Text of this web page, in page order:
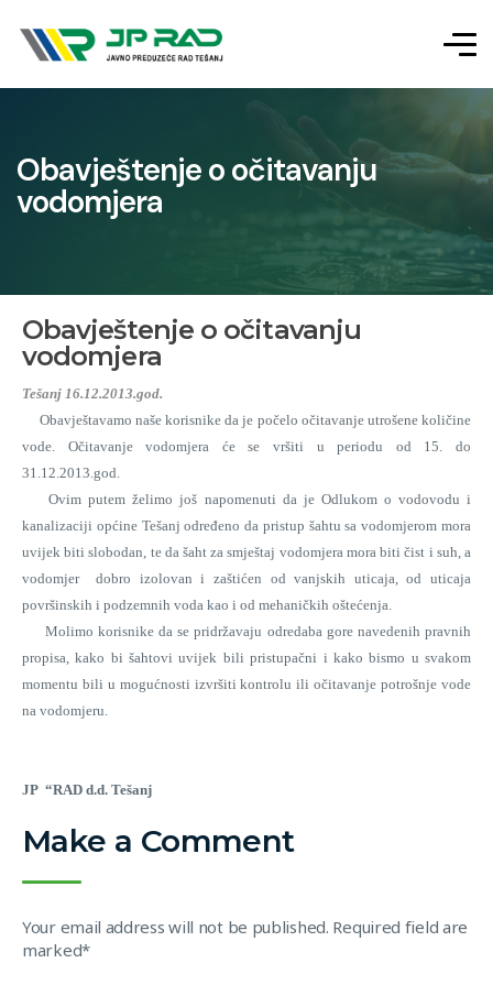
Obavještenje o očitavanju
vodomjera
Obavještenje o očitavanju
vodomjera
Tešanj 16.12.2013.god.
Obavještavamo naše korisnike da je počelo očitavanje utrošene količine
vode. Očitavanje vodomjera će se vršiti u periodu od 15. do
31.12.2013.god.
Ovim putem želimo još napomenuti da je Odlukom o vodovodu i
kanalizaciji općine Tešanj određeno da pristup šahtu sa vodomjerom mora
uvijek biti slobodan, te da šaht za smještaj vodomjera mora biti čist i suh, a
vodomjer dobro izolovan i zaštićen od vanjskih uticaja, od uticaja
površinskih i podzemnih voda kao i od mehaničkih oštećenja.
Molimo korisnike da se pridržavaju odredaba gore navedenih pravnih
propisa, kako bi šahtovi uvijek bili pristupačni i kako bismo u svakom
momentu bili u mogućnosti izvršiti kontrolu ili očitavanje potrošnje vode
na vodomjeru.
JP “RAD d.d. Tešanj
Make a Comment
Your email address will not be published. Required field are
marked*